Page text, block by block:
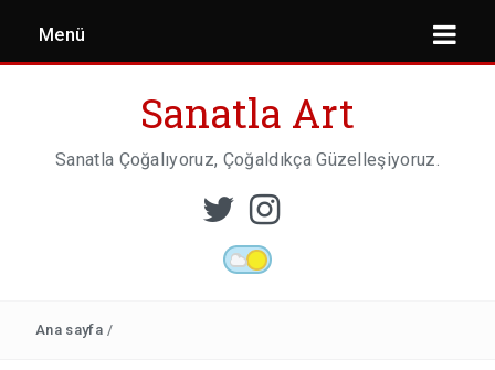
Menü
Sanatla Art
Sanatla Çoğalıyoruz, Çoğaldıkça Güzelleşiyoruz.
Ana sayfa /